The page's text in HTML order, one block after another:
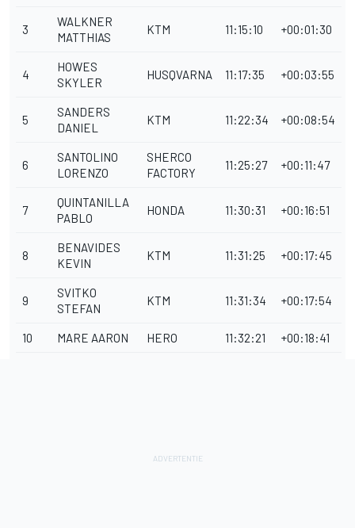
3
WALKNER
MATTHIAS
KTM 11:15:10 +00:01:30
4
HOWES
SKYLER
HUSQVARNA 11:17:35 +00:03:55
5
SANDERS
DANIEL
KTM 11:22:34 +00:08:54
6
SANTOLINO
LORENZO
SHERCO
FACTORY
11:25:27 +00:11:47
7
QUINTANILLA
PABLO
HONDA 11:30:31 +00:16:51
8
BENAVIDES
KEVIN
KTM 11:31:25 +00:17:45
9
SVITKO
STEFAN
KTM 11:31:34 +00:17:54
10 MARE AARON HERO 11:32:21 +00:18:41